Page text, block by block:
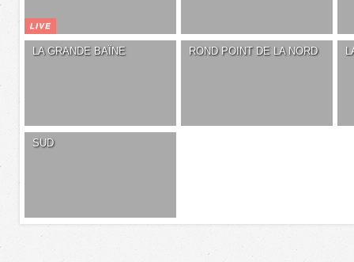
LA GRANDE BAÏNE ROND POINT DE LA NORD
SUD